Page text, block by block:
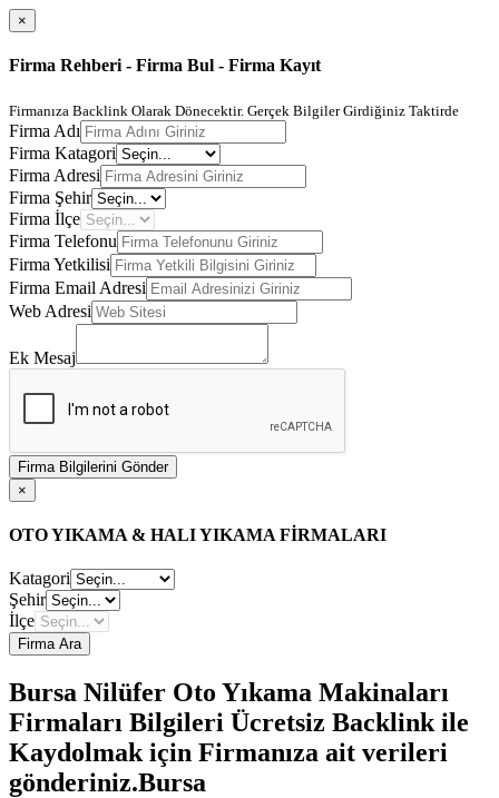
×
Firma Rehberi - Firma Bul - Firma Kayıt
Firmanıza Backlink Olarak Dönecektir. Gerçek Bilgiler Girdiğiniz Taktirde
Firma Adı
Firma Katagori
Firma Adresi
Firma Şehir
Firma İlçe
Firma Telefonu
Firma Yetkilisi
Firma Email Adresi
Web Adresi
Ek Mesaj
Firma Bilgilerini Gönder
×
OTO YIKAMA & HALI YIKAMA FİRMALARI
Katagori
Şehir
İlçe
Firma Ara
Bursa Nilüfer Oto Yıkama Makinaları
Firmaları Bilgileri Ücretsiz Backlink ile
Kaydolmak için Firmanıza ait verileri
gönderiniz.Bursa